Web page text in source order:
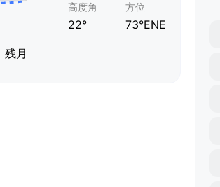
残月
高度角
22°
方位
73°ENE